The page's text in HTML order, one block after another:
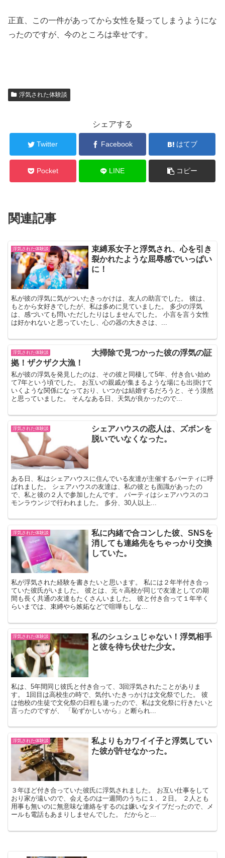
正直、この一件があってから女性を疑ってしまうようにな
ったのですが、今のところは幸せです。
浮気された体験談
シェアする
Twitter Facebook はてブ
Pocket LINE コピー
関連記事
浮気された体験談
束縛系女子と浮気され、心を引き
裂かれたような屈辱感でいっぱい
に！
私が彼の浮気に気がついたきっかけは、友人の助言でした。 彼は、
もとから女好きでしたが、私は多めに見ていました。 多少の浮気
は、感づいても問いただしたりはしませんでした。 小言を言う女性
は好かれないと思っていたし、心の器の大きさは、...
浮気された体験談
大掃除で見つかった彼の浮気の証
拠！ザクザク大漁！
私が彼の浮気を発見したのは、その彼と同棲して5年、付き合い始め
て7年という頃でした。 お互いの親戚が集まるような場にも出掛けて
いくような関係になっており、いつかは結婚するだろうと、そう漠然
と思っていました。 そんなある日、天気が良かったので...
浮気された体験談
シェアハウスの恋人は、ズボンを
脱いでいなくなった。
ある日、私はシェアハウスに住んでいる友達が主催するパーティに呼
ばれました。 シェアハウスの友達は、私の彼とも面識があったの
で、私と彼の２人で参加したんです。 パーティはシェアハウスのコ
モンラウンジで行われました。 多分、30人以上...
浮気された体験談
私に内緒で合コンした彼、SNSを
消しても連絡先をちゃっかり交換
していた。
私が浮気された経験を書きたいと思います。 私には２年半付き合っ
ていた彼氏がいました。 彼とは、元々高校が同じで友達としての期
間も長く共通の友達もたくさんいました。 彼と付き合って１年半く
らいまでは、束縛やら嫉妬などで喧嘩もしな...
浮気された体験談
私のシュシュじゃない！浮気相手
と彼を待ち伏せた少女。
私は、5年間同じ彼氏と付き合って、3回浮気されたことがありま
す。 1回目は高校生の時で、気付いたきっかけは文化祭でした。 彼
は他校の生徒で文化祭の日程も違ったので、私は文化祭に行きたいと
言ったのですが、 「恥ずかしいから」と断られ...
浮気された体験談
私よりもカワイイ子と浮気してい
た彼が許せなかった。
３年ほど付き合っていた彼氏に浮気されました。 お互い仕事をして
おり家が遠いので、会えるのは一週間のうちに１、２日。 ２人とも
用事も無いのに無意味な連絡をするのは嫌いなタイプだったので、メ
ールも電話もあまりしませんでした。 だからと...